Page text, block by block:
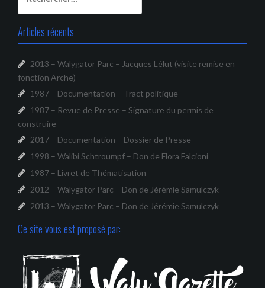
Articles récents
2013 – Walygator Parc – Jacques Lélut (visite remise en
fonction Arche)
1987 – Documentation – Tract politique
1987 – Revue de Presse – Signature du permis de
construire
2017 – Documentation – Dossier de Presse
1998 – Walibi Schtroumpf – Don de Flora Falcioni
1987 – Livret de Thématisation
2012 – Walygator Parc – Don de Jérémie Samulczyk
2013 – Walygator Parc – Don de Jérémie Samulczyk
Ce site vous est proposé par: